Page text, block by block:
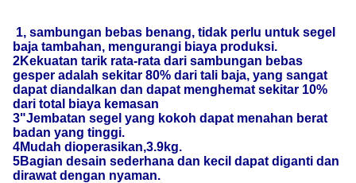
1, sambungan bebas benang, tidak perlu untuk segel
baja tambahan, mengurangi biaya produksi.
2Kekuatan tarik rata-rata dari sambungan bebas
gesper adalah sekitar 80% dari tali baja, yang sangat
dapat diandalkan dan dapat menghemat sekitar 10%
dari total biaya kemasan
3"Jembatan segel yang kokoh dapat menahan berat
badan yang tinggi.
4Mudah dioperasikan,3.9kg.
5Bagian desain sederhana dan kecil dapat diganti dan
dirawat dengan nyaman.